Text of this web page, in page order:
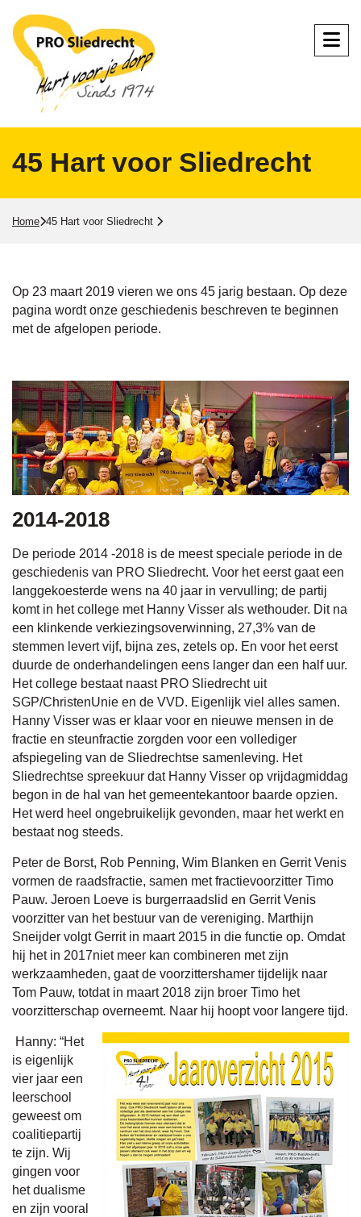
45 Hart voor Sliedrecht
Home 45 Hart voor Sliedrecht
Op 23 maart 2019 vieren we ons 45 jarig bestaan. Op deze
pagina wordt onze geschiedenis beschreven te beginnen
met de afgelopen periode.
2014-2018
De periode 2014 -2018 is de meest speciale periode in de
geschiedenis van PRO Sliedrecht. Voor het eerst gaat een
langgekoesterde wens na 40 jaar in vervulling; de partij
komt in het college met Hanny Visser als wethouder. Dit na
een klinkende verkiezingsoverwinning, 27,3% van de
stemmen levert vijf, bijna zes, zetels op. En voor het eerst
duurde de onderhandelingen eens langer dan een half uur.
Het college bestaat naast PRO Sliedrecht uit
SGP/ChristenUnie en de VVD. Eigenlijk viel alles samen.
Hanny Visser was er klaar voor en nieuwe mensen in de
fractie en steunfractie zorgden voor een vollediger
afspiegeling van de Sliedrechtse samenleving. Het
Sliedrechtse spreekuur dat Hanny Visser op vrijdagmiddag
begon in de hal van het gemeentekantoor baarde opzien.
Het werd heel ongebruikelijk gevonden, maar het werkt en
bestaat nog steeds.
Peter de Borst, Rob Penning, Wim Blanken en Gerrit Venis
vormen de raadsfractie, samen met fractievoorzitter Timo
Pauw. Jeroen Loeve is burgerraadslid en Gerrit Venis
voorzitter van het bestuur van de vereniging. Marthijn
Sneijder volgt Gerrit in maart 2015 in die functie op. Omdat
hij het in 2017niet meer kan combineren met zijn
werkzaamheden, gaat de voorzittershamer tijdelijk naar
Tom Pauw, totdat in maart 2018 zijn broer Timo het
voorzitterschap overneemt. Naar hij hoopt voor langere tijd.
Hanny: “Het
is eigenlijk
vier jaar een
leerschool
geweest om
coalitiepartij
te zijn. Wij
gingen voor
het dualisme
en zijn vooral